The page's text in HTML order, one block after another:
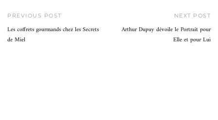
PREVIOUS POST
Les coffrets gourmands chez les Secrets
de Miel
NEXT POST
Arthur Dupuy dévoile le Portrait pour
Elle et pour Lui